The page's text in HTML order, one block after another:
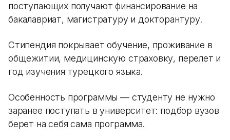
поступающих получают финансирование на
бакалавриат, магистратуру и докторантуру.
Стипендия покрывает обучение, проживание в
общежитии, медицинскую страховку, перелет и
год изучения турецкого языка.
Особенность программы — студенту не нужно
заранее поступать в университет: подбор вузов
берет на себя сама программа.